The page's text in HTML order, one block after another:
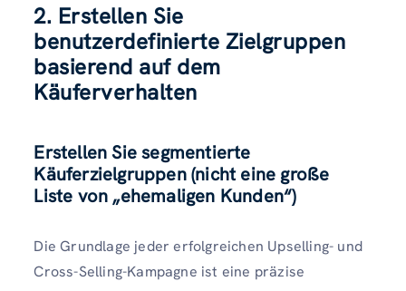
2. Erstellen Sie
benutzerdefinierte Zielgruppen
basierend auf dem
Käuferverhalten
Erstellen Sie segmentierte
Käuferzielgruppen (nicht eine große
Liste von „ehemaligen Kunden“)
Die Grundlage jeder erfolgreichen Upselling- und
Cross-Selling-Kampagne ist eine präzise